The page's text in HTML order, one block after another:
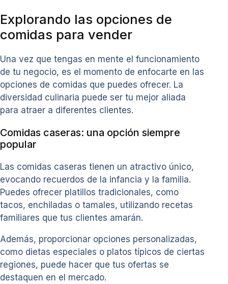
Explorando las opciones de
comidas para vender
Una vez que tengas en mente el funcionamiento
de tu negocio, es el momento de enfocarte en las
opciones de comidas que puedes ofrecer. La
diversidad culinaria puede ser tu mejor aliada
para atraer a diferentes clientes.
Comidas caseras: una opción siempre
popular
Las comidas caseras tienen un atractivo único,
evocando recuerdos de la infancia y la familia.
Puedes ofrecer platillos tradicionales, como
tacos, enchiladas o tamales, utilizando recetas
familiares que tus clientes amarán.
Además, proporcionar opciones personalizadas,
como dietas especiales o platos típicos de ciertas
regiones, puede hacer que tus ofertas se
destaquen en el mercado.